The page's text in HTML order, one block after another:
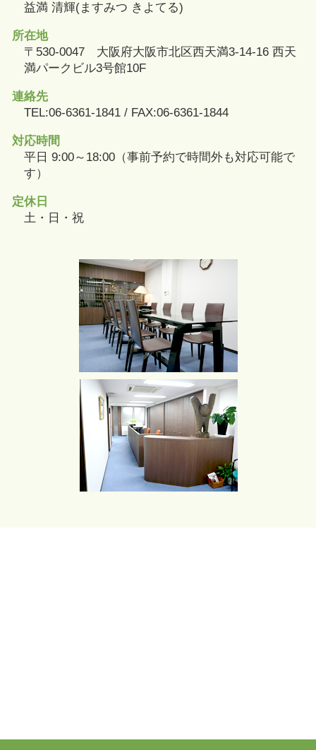
益満 清輝(ますみつ きよてる)
所在地
〒530-0047 大阪府大阪市北区西天満3-14-16 西天
満パークビル3号館10F
連絡先
TEL:06-6361-1841 / FAX:06-6361-1844
対応時間
平日 9:00～18:00（事前予約で時間外も対応可能で
す）
定休日
土・日・祝